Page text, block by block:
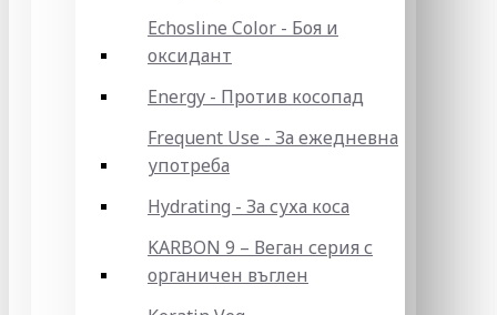
Echosline Color - Боя и
оксидант
Energy - Против косопад
Frequent Use - За ежедневна
употреба
Hydrating - За суха коса
KARBON 9 – Веган серия с
органичен въглен